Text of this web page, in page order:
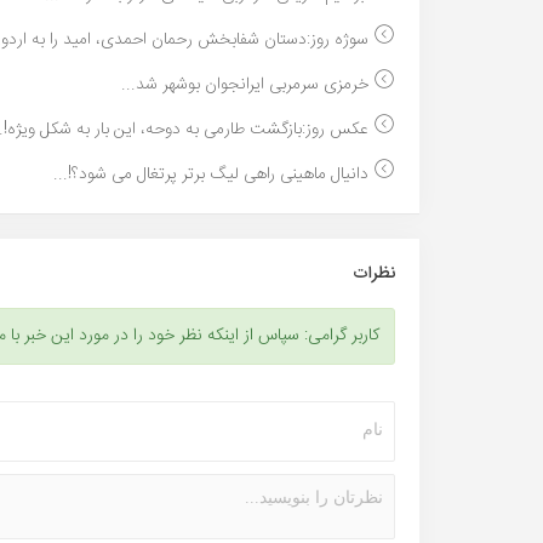
سوژه روز:دستان شفابخش رحمان احمدی، امید را به
خرمزی سرمربی ایرانجوان بوشهر شد...
عکس روز:بازگشت طارمی به دوحه، این بار به شکل
دانیال ماهینی راهی لیگ برتر پرتغال می شود؟!...
نظرات
کاربر گرامی: سپاس از اینکه نظر خود را در مورد این خبر